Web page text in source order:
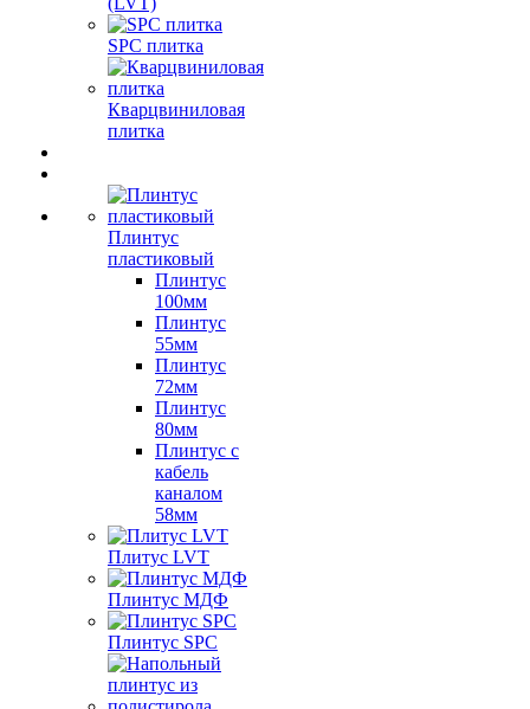
SPC плитка
Кварцвиниловая
плитка
Плинтус
пластиковый
Плинтус
100мм
Плинтус
55мм
Плинтус
72мм
Плинтус
80мм
Плинтус с
кабель
каналом
58мм
Плитус LVT
Плинтус МДФ
Плинтус SPC